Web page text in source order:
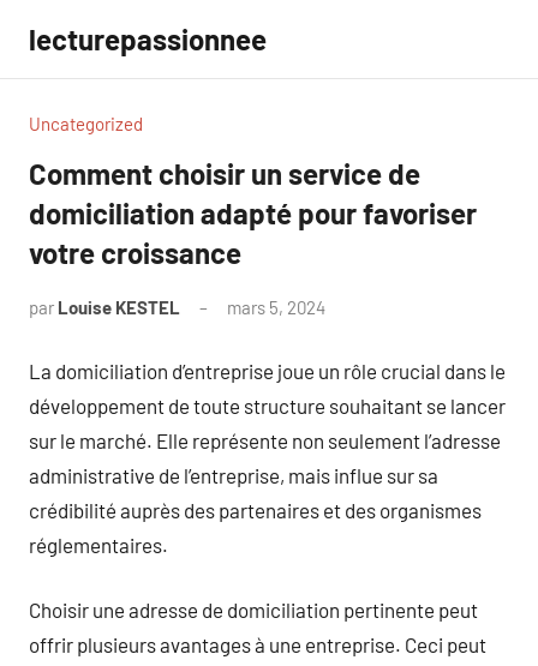
contenu
lecturepassionnee
Uncategorized
Comment choisir un service de
domiciliation adapté pour favoriser
votre croissance
par Louise KESTEL mars 5, 2024
La domiciliation d’entreprise joue un rôle crucial dans le
développement de toute structure souhaitant se lancer
sur le marché. Elle représente non seulement l’adresse
administrative de l’entreprise, mais influe sur sa
crédibilité auprès des partenaires et des organismes
réglementaires.
Choisir une adresse de domiciliation pertinente peut
offrir plusieurs avantages à une entreprise. Ceci peut